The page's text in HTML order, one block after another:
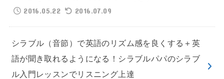
2016.05.22
2016.07.09
シラブル（音節）で英語のリズム感を良くする＋英
語が聞き取れるようになる！シラブルパパのシラブ
ル入門レッスンでリスニング上達